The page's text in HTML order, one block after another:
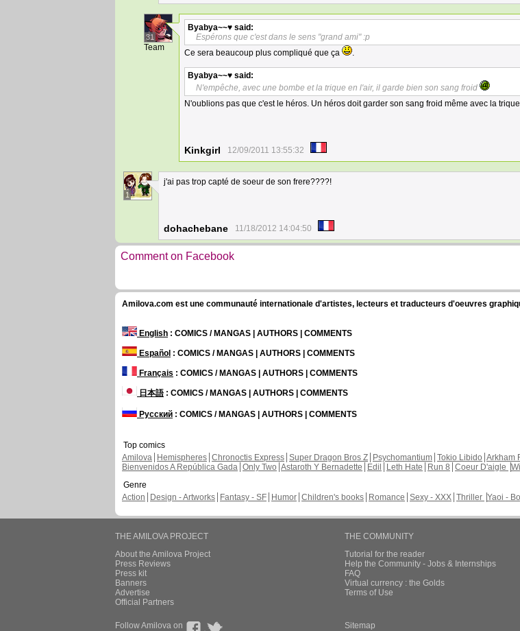
31
Team
Byabya~~♥ said:
Espérons que c'est dans le sens "grand ami" :p
Ce sera beaucoup plus compliqué que ça
.
Byabya~~♥ said:
N'empêche, avec une bombe et la trique en l'air, il garde bien son sang froid
N'oublions pas que c'est le héros. Un héros doit garder son sang froid même avec la trique
Kinkgirl 12/09/2011 13:55:32
1
j'ai pas trop capté de soeur de son frere????!
dohachebane 11/18/2012 14:04:50
Comment on Facebook
Amilova.com est une communauté internationale d'artistes, lecteurs et traducteurs d'oeuvres
English : COMICS / MANGAS | AUTHORS | COMMENTS
Español : COMICS / MANGAS | AUTHORS | COMMENTS
Français : COMICS / MANGAS | AUTHORS | COMMENTS
日本語: COMICS / MANGAS | AUTHORS | COMMENTS
Русский : COMICS / MANGAS | AUTHORS | COMMENTS
Top comics
Amilova
Hemispheres Chronoctis Express Super Dragon Bros Z Psychomantium Tokio Libido Arkham
Bienvenidos A República Gada Only Two Astaroth Y Bernadette Edil Leth Hate Run 8 Coeur D'aigle
Genre
Action
Design - Artworks Fantasy - SF Humor Children's books Romance Sexy - XXX Thriller Yaoi -
THE AMILOVA PROJECT
About the Amilova Project
Press Reviews
Press kit
Banners
Advertise
Official Partners
THE COMMUNITY
Tutorial for the reader
Help the Community - Jobs & Internships
FAQ
Virtual currency : the Golds
Terms of Use
Follow Amilova on Sitemap